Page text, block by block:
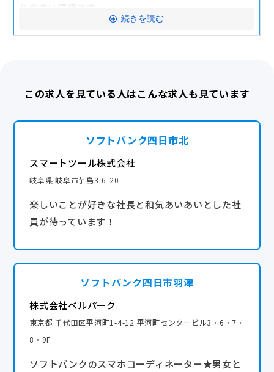
◆福利厚生◆
貸与/教育研修制度/資格取得支援/勤続表彰制度/機種
定期健康診断（年1回）/インフルエンザ予防接種補助
金/優秀表彰制度（海外・国内旅行）
転勤なし
りやすい環境です
■慶弔休暇
■育児休暇（男性の取得もどんどん増えています）
■介護休暇
■ファミリー有休（当日でも使用できます）
年間休日120日以上
続きを読む
この求人を見ている人はこんな求人も見ています
ソフトバンク四日市北
スマートツール株式会社
岐阜県 岐阜市芋島3-6-20
楽しいことが好きな社長と和気あいあいとした社
員が待っています！
ソフトバンク四日市羽津
株式会社ベルパーク
東京都 千代田区平河町1-4-12 平河町センタービル3・6・7・
8・9F
ソフトバンクのスマホコーディネーター★男女と